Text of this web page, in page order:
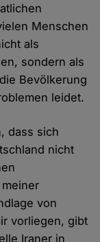
Menschen
als
sondern als
Bevölkerung
leidet.
dass sich
nicht
von
vorliegen, gibt
Iraner in